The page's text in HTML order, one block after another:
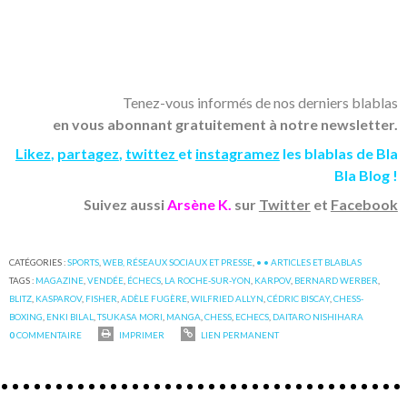
Tenez-vous informés de nos derniers blablas
en vous abonnant gratuitement à notre newsletter.
Likez, partagez, twittez et instagramez les blablas de Bla
Bla Blog !
Suivez aussiArsène K. sur Twitter et Facebook
CATÉGORIES :SPORTS ,WEB, RÉSEAUX SOCIAUX ET PRESSE • • ARTICLES ET BLABLAS
TAGS : MAGAZINE ,VENDÉE ÉCHECS LA ROCHE-SUR-YON KARPOV, BERNARD WERBER
BLITZ KASPAROV, FISHER ,ADÈLE FUGÈRE ,WILFRIED ALLYN ,CÉDRIC BISCAY,CHESS-
BOXING ENKI BILAL ,TSUKASA MORI MANGA ,CHESS ECHECS DAITARO NISHIHARA
0COMMENTAIRE IMPRIMER LIEN PERMANENT